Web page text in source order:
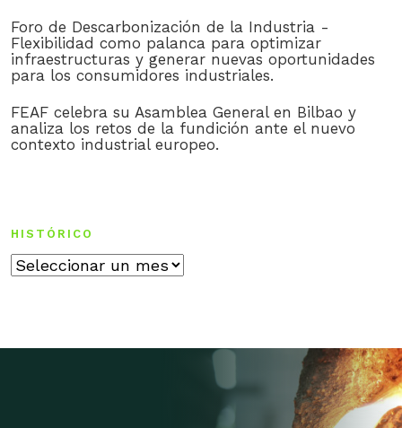
Foro de Descarbonización de la Industria -
Flexibilidad como palanca para optimizar
infraestructuras y generar nuevas oportunidades
para los consumidores industriales.
FEAF celebra su Asamblea General en Bilbao y
analiza los retos de la fundición ante el nuevo
contexto industrial europeo.
HISTÓRICO
Histórico